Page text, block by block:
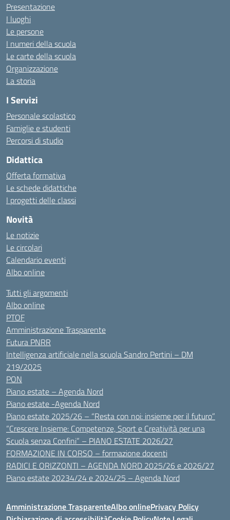
Presentazione
I luoghi
Le persone
I numeri della scuola
Le carte della scuola
Organizzazione
La storia
I Servizi
Personale scolastico
Famiglie e studenti
Percorsi di studio
Didattica
Offerta formativa
Le schede didattiche
I progetti delle classi
Novità
Le notizie
Le circolari
Calendario eventi
Albo online
Tutti gli argomenti
Albo online
PTOF
Amministrazione Trasparente
Futura PNRR
Intelligenza artificiale nella scuola Sandro Pertini – DM
219/2025
PON
Piano estate – Agenda Nord
Piano estate -Agenda Nord
Piano estate 2025/26 – “Resta con noi: insieme per il futuro”
“Crescere Insieme: Competenze, Sport e Creatività per una
Scuola senza Confini” – PIANO ESTATE 2026/27
FORMAZIONE IN CORSO – formazione docenti
RADICI E ORIZZONTI – AGENDA NORD 2025/26 e 2026/27
Piano estate 20234/24 e 2024/25 – Agenda Nord
Amministrazione TrasparenteAlbo onlinePrivacy Policy